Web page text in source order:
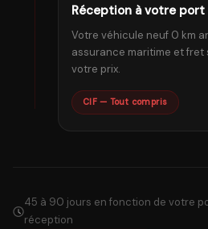
Réception à votre port
Votre véhicule neuf 0 km
assurance maritime et fret
votre prix.
CIF — Tout compris
45 à 90 jours en fonction de votre
réception